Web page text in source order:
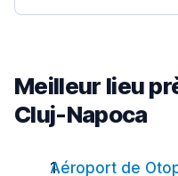
Meilleur lieu
Cluj-Napoca
Aéroport de